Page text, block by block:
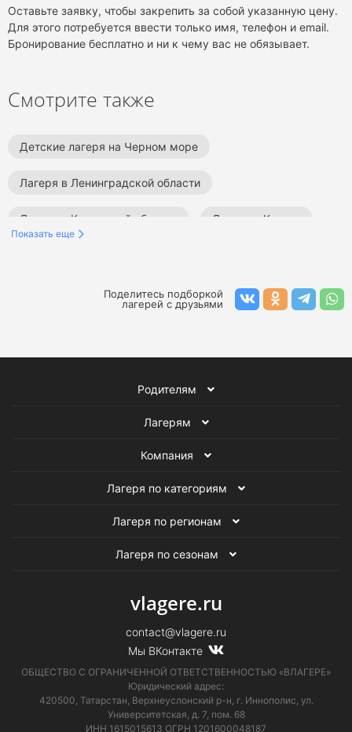
Оставьте заявку, чтобы закрепить за собой указанную цену.
Для этого потребуется ввести только имя, телефон и email.
Бронирование бесплатно и ни к чему вас не обязывает.
Смотрите также
Детские лагеря на Черном море
Лагеря в Ленинградской области
Лагеря в Калужской области Лагеря в Крыму
Детские лагеря в Анапе Детские лагеря на море
Художественные лагеря
Показать еще
Поделитесь подборкой
лагерей с друзьями
Родителям
Лагерям
Компания
Лагеря по категориям
Лагеря по регионам
Лагеря по сезонам
vlagere.ru
contact@vlagere.ru
Мы ВКонтакте
ОБЩЕСТВО С ОГРАНИЧЕННОЙ ОТВЕТСТВЕННОСТЬЮ «ВЛАГЕРЕ»
Юридический адрес:
420500, Татарстан, Верхнеуслонский р-н, г. Иннополис, ул.
Университетская, д. 7, пом. 68
ИНН 1615015613 ОГРН 1201600048187